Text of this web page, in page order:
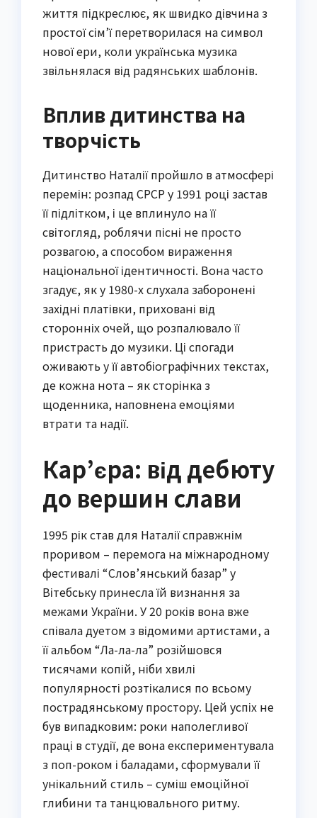
життя підкреслює, як швидко дівчина з
простої сім’ї перетворилася на символ
нової ери, коли українська музика
звільнялася від радянських шаблонів.
Вплив дитинства на
творчість
Дитинство Наталії пройшло в атмосфері
перемін: розпад СРСР у 1991 році застав
її підлітком, і це вплинуло на її
світогляд, роблячи пісні не просто
розвагою, а способом вираження
національної ідентичності. Вона часто
згадує, як у 1980-х слухала заборонені
західні платівки, приховані від
сторонніх очей, що розпалювало її
пристрасть до музики. Ці спогади
оживають у її автобіографічних текстах,
де кожна нота – як сторінка з
щоденника, наповнена емоціями
втрати та надії.
Кар’єра: від дебюту
до вершин слави
1995 рік став для Наталії справжнім
проривом – перемога на міжнародному
фестивалі “Слов’янський базар” у
Вітебську принесла їй визнання за
межами України. У 20 років вона вже
співала дуетом з відомими артистами, а
її альбом “Ла-ла-ла” розійшовся
тисячами копій, ніби хвилі
популярності розтікалися по всьому
пострадянському простору. Цей успіх не
був випадковим: роки наполегливої
праці в студії, де вона експериментувала
з поп-роком і баладами, сформували її
унікальний стиль – суміш емоційної
глибини та танцювального ритму.